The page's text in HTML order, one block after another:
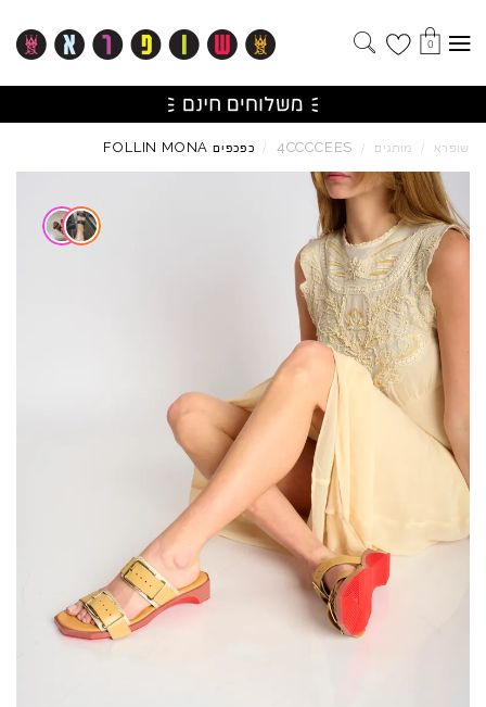
0
שופרא / מותגים /
4CCCCEES
/ כפכפים FOLLIN MONA
Skip to product reviews